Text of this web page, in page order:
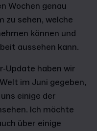
Wochen genau
zu sehen, welche
können und
aussehen kann.
Update haben wir
im Juni gegeben,
einige der
Ich möchte
über einige